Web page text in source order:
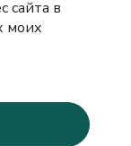
сайта в
моих